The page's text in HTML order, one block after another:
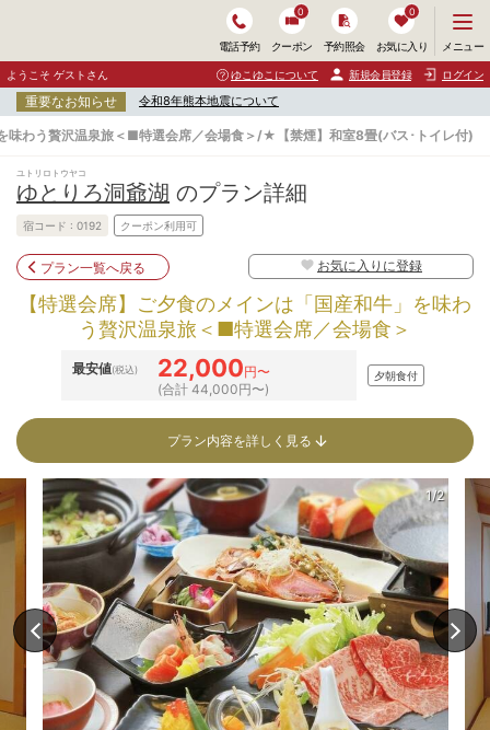
電話予約 クーポン
0
予約照会 お気に入り
0
ニ
ュ
ー
開
く
メニュー
ようこそ ゲストさん ゆこゆこについて 新規会員登録 ログイン
重要なお知らせ 令和8年熊本地震について
味わう贅沢温泉旅＜■特選会席／会場食＞/★【禁煙】和室8畳(バス･トイレ付)
ユトリロトウヤコ
ゆとりろ洞爺湖 のプラン詳細
宿コード : 0192 クーポン利用可
プラン一覧へ戻る お気に入りに登録
【特選会席】ご夕食のメインは「国産和牛」を味わ
う贅沢温泉旅＜■特選会席／会場食＞
最安値(税込) 22,000円〜
(合計 44,000円〜)
夕朝食付
プラン内容を詳しく見る
1/2